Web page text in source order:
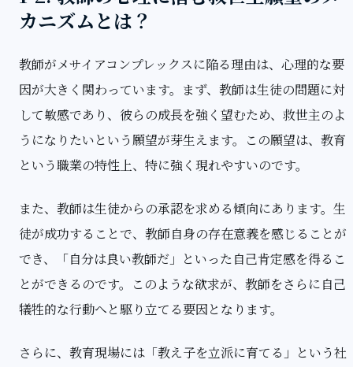
カニズムとは？
教師がメサイアコンプレックスに陥る理由は、心理的な要
因が大きく関わっています。まず、教師は生徒の問題に対
して敏感であり、彼らの成長を強く望むため、救世主のよ
うになりたいという願望が芽生えます。この願望は、教育
という職業の特性上、特に強く現れやすいのです。
また、教師は生徒からの承認を求める傾向にあります。生
徒が成功することで、教師自身の存在意義を感じることが
でき、「自分は良い教師だ」といった自己肯定感を得るこ
とができるのです。このような欲求が、教師をさらに自己
犠牲的な行動へと駆り立てる要因となります。
さらに、教育現場には「教え子を立派に育てる」という社